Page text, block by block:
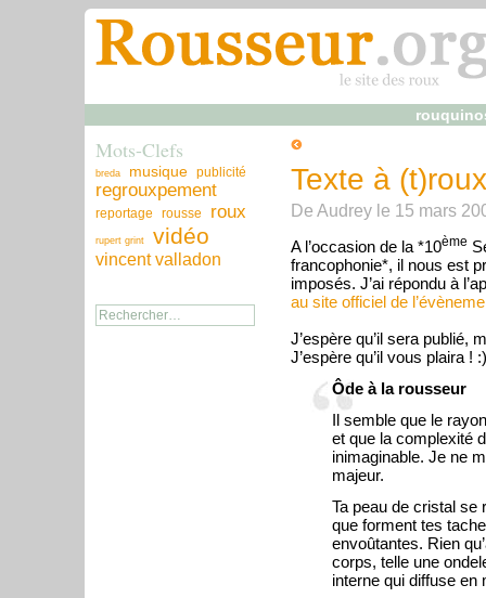
Mots-Clefs
breda musique publicité
regrouxpement
reportage rousse roux
rupert grint vidéo
vincent valladon
Texte à (t)roux
De Audreyle 15 mars
A l’occasion de la *10ème
francophonie*, il nous est
imposés. J’ai répondu à
au site officiel de
J’espère qu’il sera publié,
J’espère qu’il vous plaira ! :)
Ôde à la rousseur
Il semble que le
et que la complexité
inimaginable. Je ne
majeur.
Ta peau de cristal se
que forment tes
envoûtantes. Rien
corps, telle une
interne qui diffuse en